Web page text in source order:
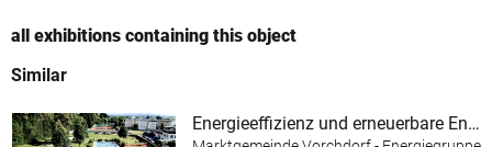
all exhibitions containing this object
Similar
Energieeffizienz und erneuerbare Energie im Almtalbad Vorchdorf